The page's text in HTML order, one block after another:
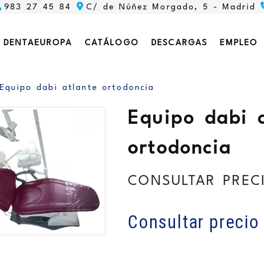
983 27 45 84 C/ de Núñez Morgado, 5 - Madrid
DENTAEUROPA CATÁLOGO DESCARGAS EMPLEO
Equipo dabi atlante ortodoncia
Equipo dabi
ortodoncia
CONSULTAR
Consultar precio